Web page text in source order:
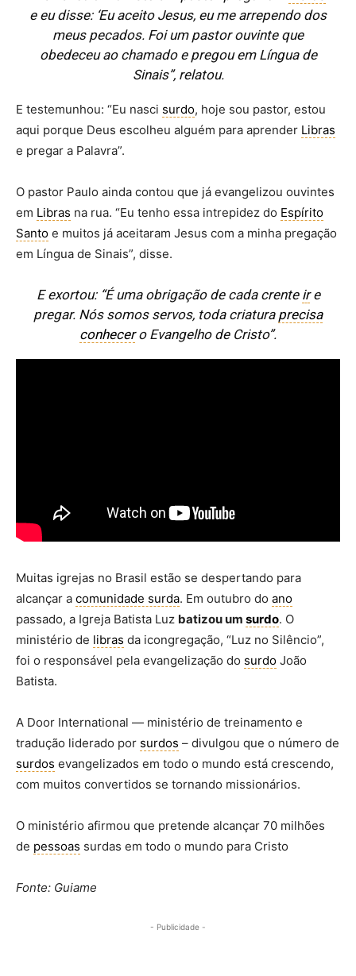
e eu disse: ‘Eu aceito Jesus, eu me arrependo dos
meus pecados. Foi um pastor ouvinte que
obedeceu ao chamado e pregou em Língua de
Sinais”, relatou.
E testemunhou: “Eu nasci surdo, hoje sou pastor, estou
aqui porque Deus escolheu alguém para aprender Libras
e pregar a Palavra”.
O pastor Paulo ainda contou que já evangelizou ouvintes
em Libras na rua. “Eu tenho essa intrepidez do Espírito
Santo e muitos já aceitaram Jesus com a minha pregação
em Língua de Sinais”, disse.
E exortou: “É uma obrigação de cada crente ire
pregar. Nós somos servos, toda criatura precisa
conhecero Evangelho de Cristo”.
Muitas igrejas no Brasil estão se despertando para
alcançar a comunidade surda. Em outubro do ano
passado, a Igreja Batista Luz batizou um surdo. O
ministério de libras da icongregação, “Luz no Silêncio”,
foi o responsável pela evangelização do surdo João
Batista.
A Door International — ministério de treinamento e
tradução liderado por surdos – divulgou que o número de
surdos evangelizados em todo o mundo está crescendo,
com muitos convertidos se tornando missionários.
O ministério afirmou que pretende alcançar 70 milhões
de pessoas surdas em todo o mundo para Cristo
Fonte: Guiame
- Publicidade -